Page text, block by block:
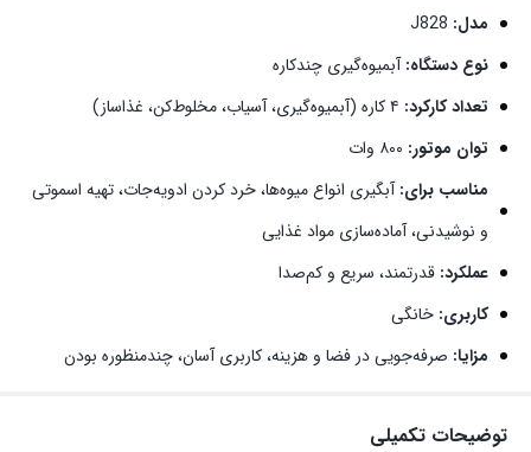
مدل:
نوع دستگاه:آبمیوه‌گیری چندکاره
تعداد کارکرد:
توان موتور:
مناسب برای:آبگیری انواع میوه‌ها، خرد کردن ادویه‌جات، تهیه اسموتی
و نوشیدنی، آماده‌سازی مواد غذایی
عملکرد: قدرتمند، سریع و کم‌صدا
کاربری: خانگی
مزایا: صرفه‌جویی در فضا و هزینه، کاربری آسان، چندمنظوره بودن
توضیحات تکمیلی